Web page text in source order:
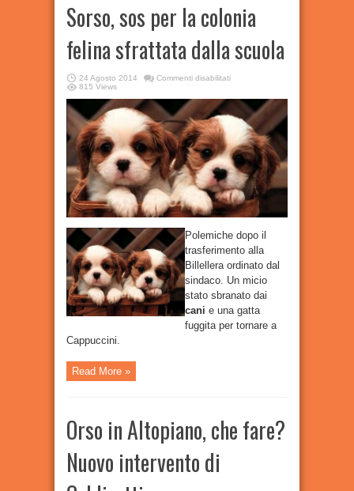
Sorso, sos per la colonia
felina sfrattata dalla scuola
24 Agosto 2014 Commenti disabilitatisu
per
colonia
felina
sfrattata
dalla
scuola
815 Views
Polemiche dopo il
trasferimento alla
Billellera ordinato dal
sindaco. Un micio
stato sbranato dai
cani e una gatta
fuggita per tornare a
Cappuccini.
Read More »
Orso in Altopiano, che fare?
Nuovo intervento di